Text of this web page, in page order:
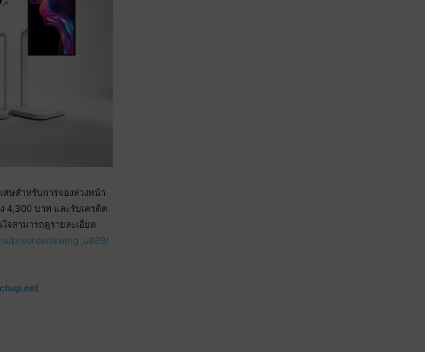
ษสำหรับการจองล่วงหน้า
4,300 บาท และรับเครดิต
จสามารถดูรายละเอียด
preorder/swing_u889/